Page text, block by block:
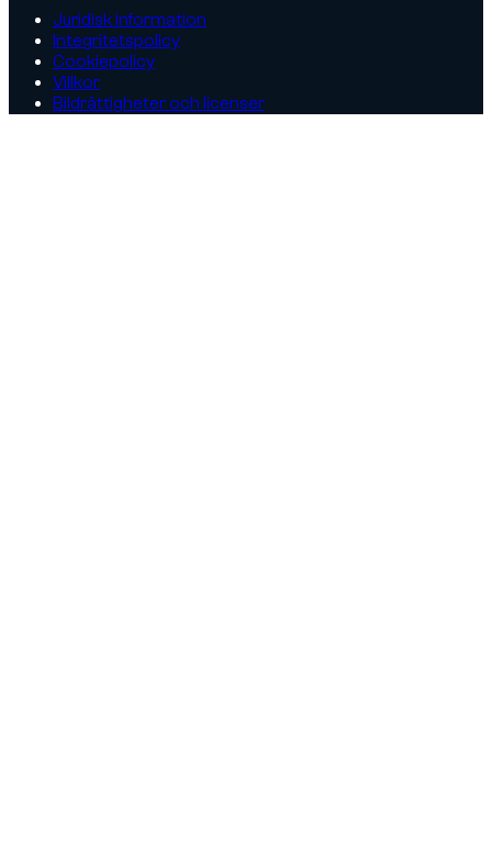
Juridisk information
Integritetspolicy
Cookiepolicy
Villkor
Bildrättigheter och licenser